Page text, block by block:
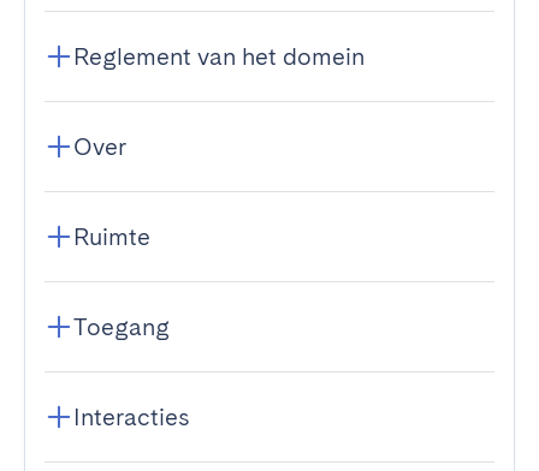
Reglement van het domein
Over
Ruimte
Toegang
Interacties